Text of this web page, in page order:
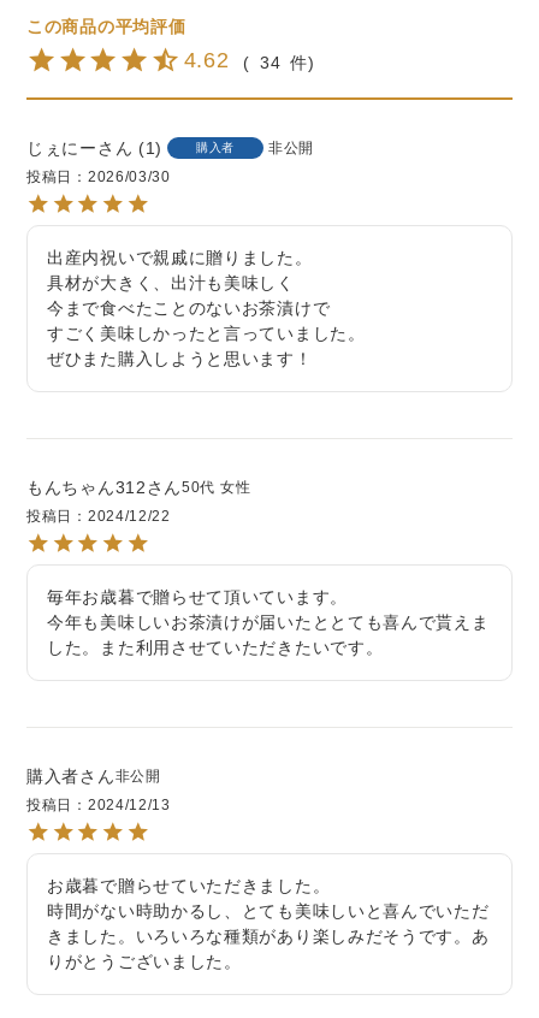
4.62 34
じぇにー 1 購入者
非公開
投稿日
2026/03/30
出産内祝いで親戚に贈りました。
具材が大きく、出汁も美味しく
今まで食べたことのないお茶漬けで
すごく美味しかったと言っていました。
ぜひまた購入しようと思います！
もんちゃん312 50代 女性
投稿日
2024/12/22
毎年お歳暮で贈らせて頂いています。
今年も美味しいお茶漬けが届いたととても喜んで貰えま
した。また利用させていただきたいです。
購入者
非公開
投稿日
2024/12/13
お歳暮で贈らせていただきました。
時間がない時助かるし、とても美味しいと喜んでいただ
きました。いろいろな種類があり楽しみだそうです。あ
りがとうございました。